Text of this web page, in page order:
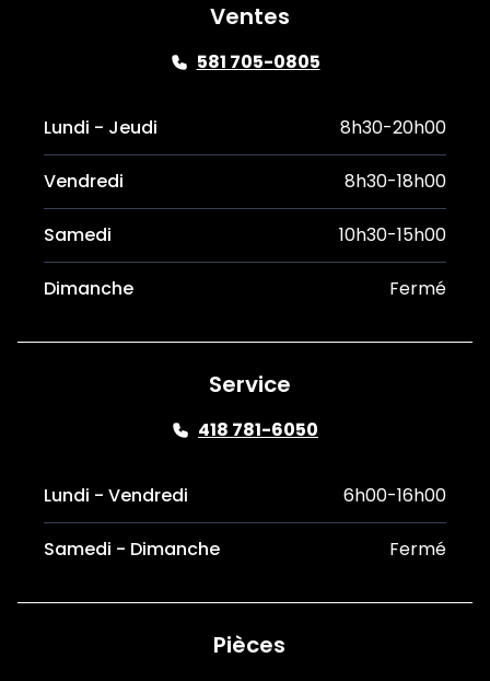
Ventes
581 705-0805
Lundi - Jeudi 8h30-20h00
Vendredi 8h30-18h00
Samedi 10h30-15h00
Dimanche Fermé
Service
418 781-6050
Lundi - Vendredi 6h00-16h00
Samedi - Dimanche Fermé
Pièces